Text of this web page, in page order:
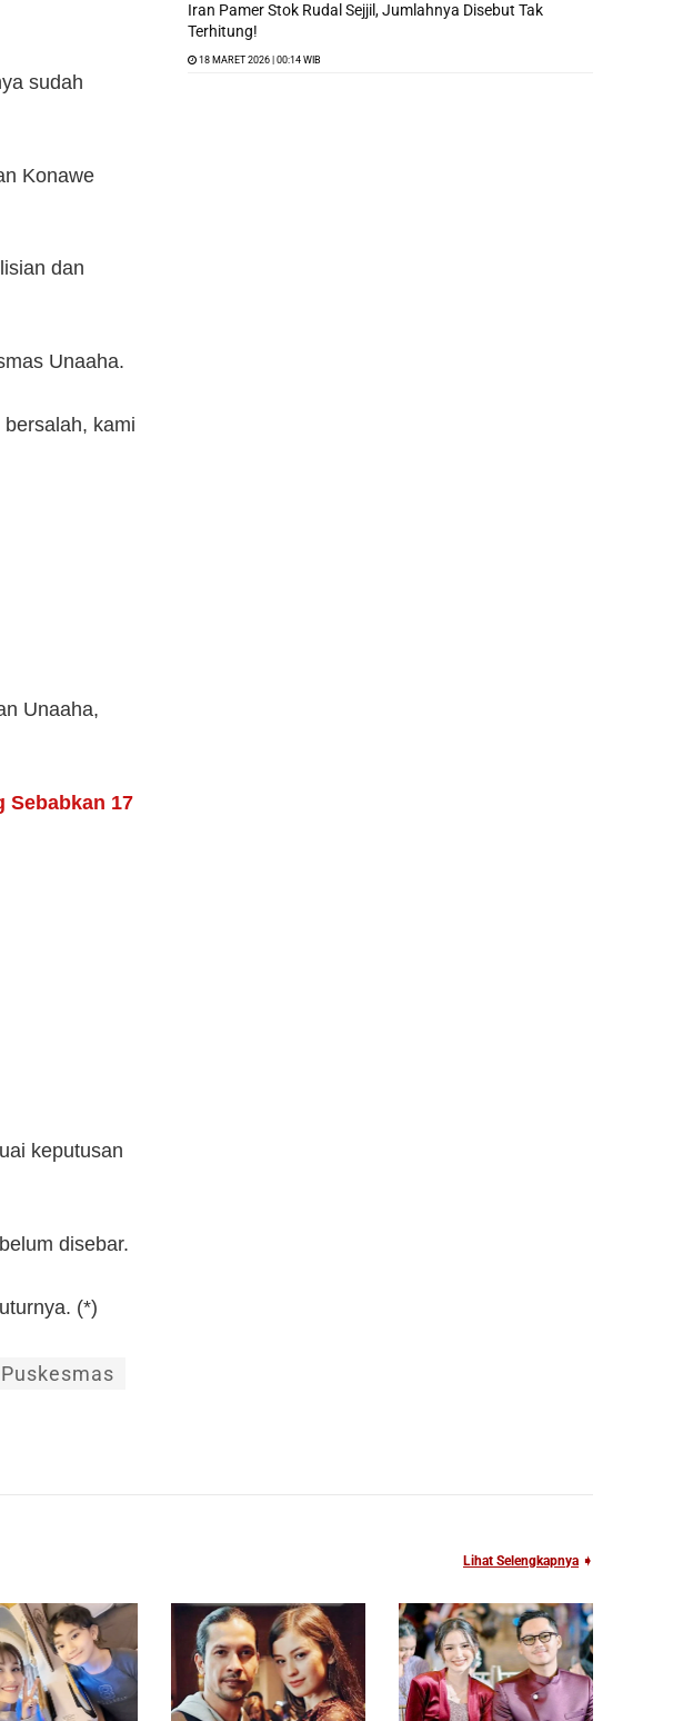
sudah
Konawe
dan
Unaaha.
kami
Unaaha,
Sebabkan 17
keputusan
disebar.
(*)
Puskesmas
Iran Pamer Stok Rudal Sejjil, Jumlahnya Disebut Tak
Terhitung!
18 MARET 2026 | 00:14 WIB
Lihat Selengkapnya ➧